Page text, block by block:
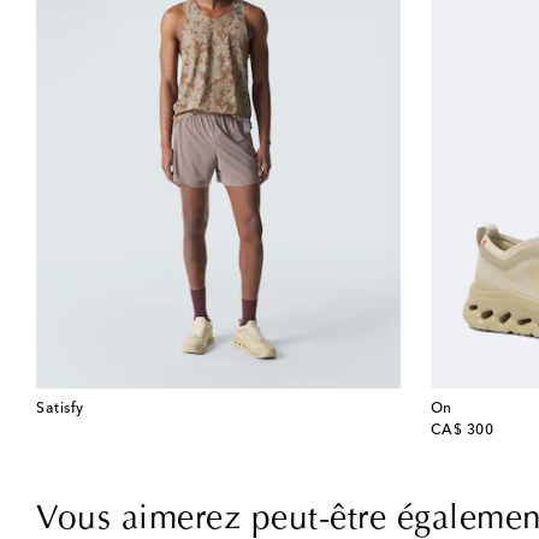
Satisfy
On
CA$ 300
original price
Vous aimerez peut-être